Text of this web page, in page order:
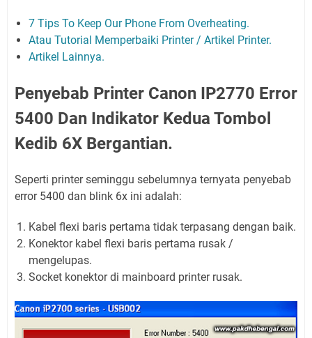
7 Tips To Keep Our Phone From Overheating.
Atau Tutorial Memperbaiki Printer / Artikel Printer.
Artikel Lainnya.
Penyebab Printer Canon IP2770 Error
5400 Dan Indikator Kedua Tombol
Kedib 6X Bergantian.
Seperti printer seminggu sebelumnya ternyata penyebab
error 5400 dan blink 6x ini adalah:
Kabel flexi baris pertama tidak terpasang dengan baik.
Konektor kabel flexi baris pertama rusak /
mengelupas.
Socket konektor di mainboard printer rusak.